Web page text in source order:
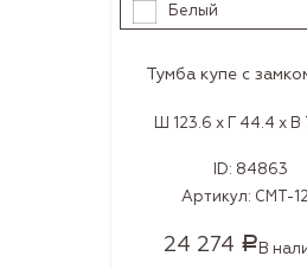
Белый
Тумба купе с
Ш 123.6 x Г 44.4 x В
ID: 84863
Артикул: СМТ-
24 274 РВ